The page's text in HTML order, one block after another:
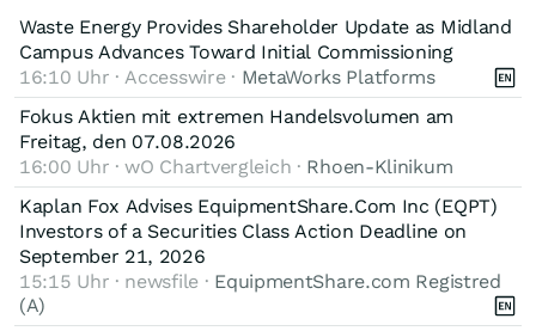
Waste Energy Provides Shareholder Update as Midland
Campus Advances Toward Initial Commissioning
16:10 Uhr · Accesswire · MetaWorks Platforms
Fokus Aktien mit extremen Handelsvolumen am
Freitag, den 07.08.2026
16:00 Uhr · wO Chartvergleich · Rhoen-Klinikum
Kaplan Fox Advises EquipmentShare.Com Inc (EQPT)
Investors of a Securities Class Action Deadline on
September 21, 2026
15:15 Uhr · newsfile · EquipmentShare.com Registred
(A)